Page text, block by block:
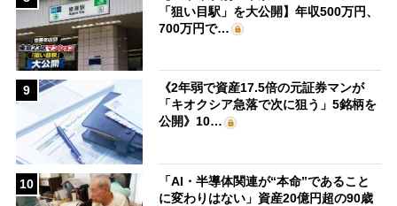
「狙い目駅」を大公開】年収500万円、
700万円で…
9
《2年弱で資産17.5倍の元証券マンが
「キオクシア急落で次に狙う」5銘柄を
公開》10…
10
「AI・半導体関連が“本命”であること
に変わりはない」資産20億円超の90歳